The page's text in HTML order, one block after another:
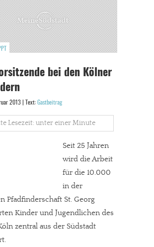
bei den Kölner
2013 | Text: Gastbeitrag
Lesezeit: unter einer Minute
Seit 25 Jahren
wird die Arbeit
für die 10.000
in der
Pfadfinderschaft St. Georg
Kinder und Jugendlichen des
zentral aus der Südstadt